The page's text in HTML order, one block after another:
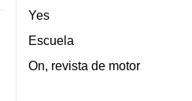
Yes
Escuela
On, revista de motor